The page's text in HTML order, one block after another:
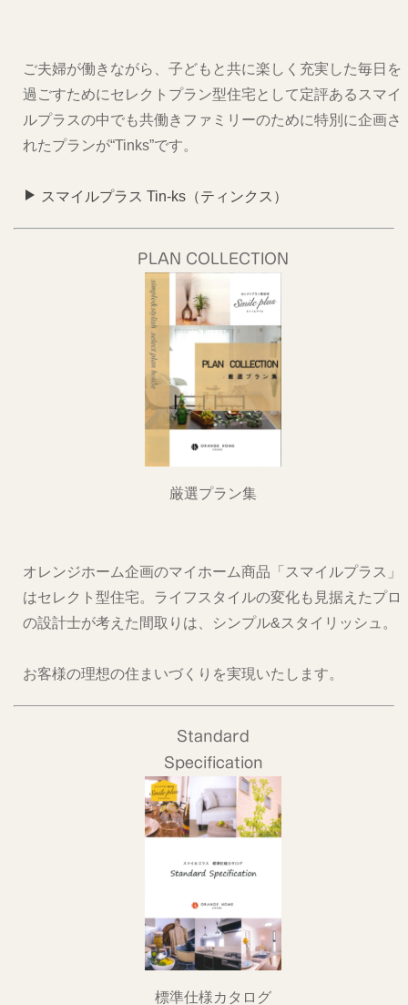
ご夫婦が働きながら、子どもと共に楽しく充実した毎日を
過ごすためにセレクトプラン型住宅として定評あるスマイ
ルプラスの中でも共働きファミリーのために特別に企画さ
れたプランが“Tinks”です。
スマイルプラス Tin-ks（ティンクス）
PLAN COLLECTION
厳選プラン集
オレンジホーム企画のマイホーム商品「スマイルプラス」
はセレクト型住宅。ライフスタイルの変化も見据えたプロ
の設計士が考えた間取りは、シンプル&スタイリッシュ。
お客様の理想の住まいづくりを実現いたします。
Standard
Specification
標準仕様カタログ